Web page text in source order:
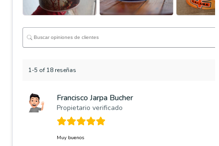
1-5 of 18 reseñas
Francisco Jarpa Bucher
Propietario verificado
Muy buenos